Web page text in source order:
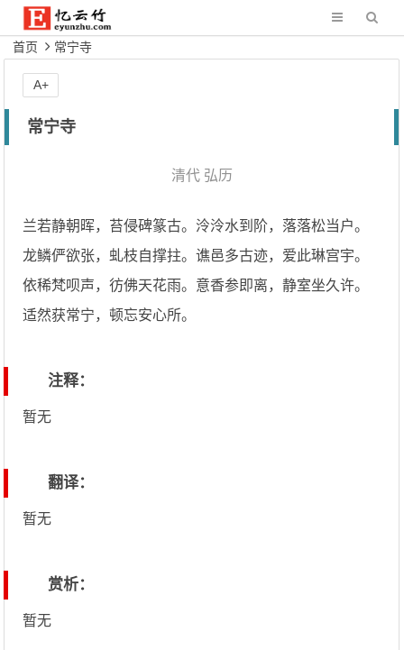
首页 常宁寺
常宁寺
清代 弘历
兰若静朝晖，苔侵碑篆古。泠泠水到阶，落落松当户。
龙鳞俨欲张，虬枝自撑拄。谯邑多古迹，爱此琳宫宇。
依稀梵呗声，彷佛天花雨。意香参即离，静室坐久许。
适然获常宁，顿忘安心所。
注释：
暂无
翻译：
暂无
赏析：
暂无
A+